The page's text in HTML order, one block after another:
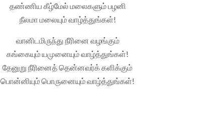
தண்ணிய கீழ்மேல் மலைகளும் பழனி
நீலமா மலையும் வாழ்த்துங்கள்!
வானிடமிருந்து நீரினை வழங்கும்
கங்கையும் யமுனையும் வாழ்த்துங்கள்!
தேனுறு நீரினைத் தென்னவர்க் களிக்கும்
பொன்னியும் பொருனையும் வாழ்த்துங்கள்!